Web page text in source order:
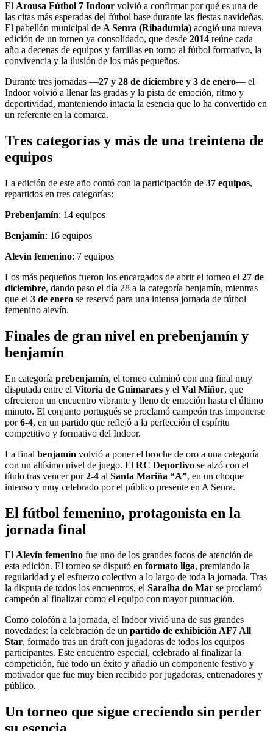
El Arousa Fútbol 7 Indoor volvió a confirmar por qué es una de
las citas más esperadas del fútbol base durante las fiestas navideñas.
El pabellón municipal de A Senra (Ribadumia) acogió una nueva
edición de un torneo ya consolidado, que desde 2014 reúne cada
año a decenas de equipos y familias en torno al fútbol formativo, la
convivencia y la ilusión de los más pequeños.
Durante tres jornadas —27 y 28 de diciembre y 3 de enero— el
Indoor volvió a llenar las gradas y la pista de emoción, ritmo y
deportividad, manteniendo intacta la esencia que lo ha convertido en
un referente en la comarca.
Tres categorías y más de una treintena de
equipos
La edición de este año contó con la participación de 37 equipos,
repartidos en tres categorías:
Prebenjamín: 14 equipos
Benjamín: 16 equipos
Alevín femenino: 7 equipos
Los más pequeños fueron los encargados de abrir el torneo el 27 de
diciembre, dando paso el día 28 a la categoría benjamín, mientras
que el 3 de enero se reservó para una intensa jornada de fútbol
femenino alevín.
Finales de gran nivel en prebenjamín y
benjamín
En categoría prebenjamín, el torneo culminó con una final muy
disputada entre el Vitoria de Guimaraes y el Val Miñor, que
ofrecieron un encuentro vibrante y lleno de emoción hasta el último
minuto. El conjunto portugués se proclamó campeón tras imponerse
por6-4, en un partido que reflejó a la perfección el espíritu
competitivo y formativo del Indoor.
La final benjamín volvió a poner el broche de oro a una categoría
con un altísimo nivel de juego. El RC Deportivo se alzó con el
título tras vencer por2-4 al Santa Mariña “A”, en un choque
intenso y muy celebrado por el público presente en A Senra.
El fútbol femenino, protagonista en la
jornada final
El Alevín femenino fue uno de los grandes focos de atención de
esta edición. El torneo se disputó en formato liga, premiando la
regularidad y el esfuerzo colectivo a lo largo de toda la jornada. Tras
la disputa de todos los encuentros, el Saraiba do Mar se proclamó
campeón al finalizar como el equipo con mayor puntuación.
Como colofón a la jornada, el Indoor vivió una de sus grandes
novedades: la celebración de un partido de exhibición AF7 All
Star, formado tras un draft con jugadoras de todos los equipos
participantes. Este encuentro especial, celebrado al finalizar la
competición, fue todo un éxito y añadió un componente festivo y
motivador que fue muy bien recibido por jugadoras, entrenadores y
público.
Un torneo que sigue creciendo sin perder